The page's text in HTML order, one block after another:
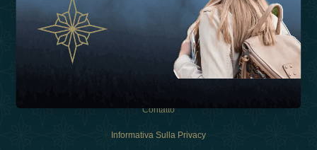
Esperienza
Contatto
Informativa Sulla Privacy